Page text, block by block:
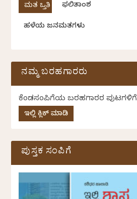
ಫಲಿತಾಂಶ
ಹಳೆಯ ಜನಮತಗಳು
ನಮ್ಮ ಬರಹಗಾರರು
ಕೆಂಡಸಂಪಿಗೆಯ ಬರಹಗಾರರ ಪುಟಗಳಿಗೆ
ಇಲ್ಲಿ ಕ್ಲಿಕ್ ಮಾಡಿ
ಪುಸ್ತಕ ಸಂಪಿಗೆ